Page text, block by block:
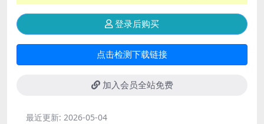
登录后购买
点击检测下载链接
加入会员全站免费
最近更新: 2026-05-04